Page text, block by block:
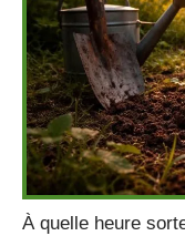
À quelle heure